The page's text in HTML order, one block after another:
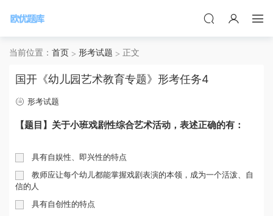
当前位置： 首页 形考试题 正文
国开《幼儿园艺术教育专题》形考任务4
形考试题
【题目】关于小班戏剧性综合艺术活动 ， 表述正确的有 ：
具有自娱性、 即兴性的特点
教师应让每个幼儿都能掌握戏剧表演的本领 ， 成为一个活泼、 自
信的人
具有自创性的特点